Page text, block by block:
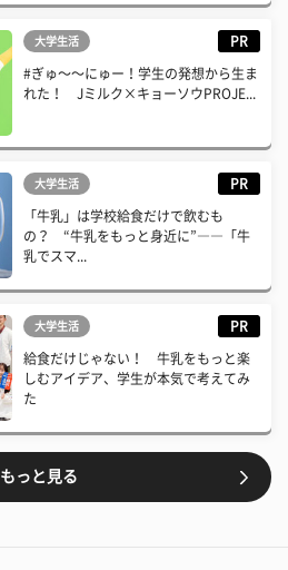
大学生活 PR
#ぎゅ〜〜にゅー！学生の発想から生ま
れた！ Jミルク×キョーソウPROJE...
大学生活 PR
「牛乳」は学校給食だけで飲むも
の？ “牛乳をもっと身近に”――「牛
乳でスマ...
大学生活 PR
給食だけじゃない！ 牛乳をもっと楽
しむアイデア、学生が本気で考えてみ
た
もっと見る